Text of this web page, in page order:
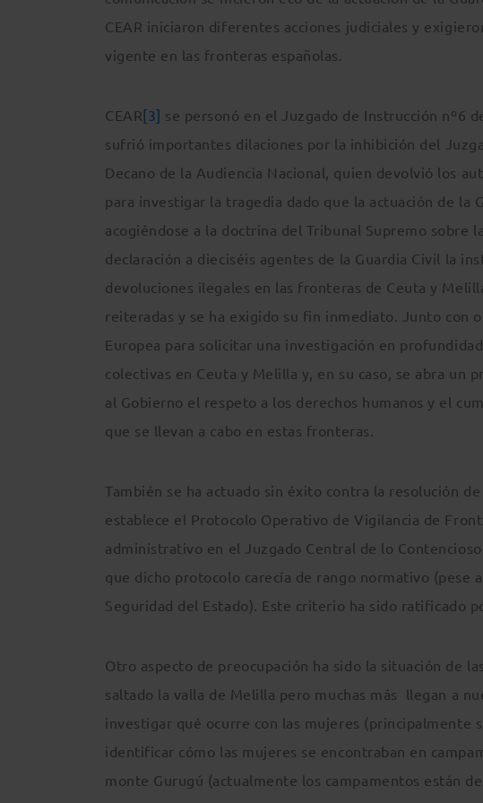
CEAR iniciaron diferentes acciones judiciales y
vigente en las fronteras españolas.
CEAR[3] se personó en el Juzgado de Instrucción nº6
sufrió importantes dilaciones por la inhibición del
Decano de la Audiencia Nacional, quien devolvió los
para investigar la tragedia dado que la actuación de la
acogiéndose a la doctrina del Tribunal Supremo sobre
declaración a dieciséis agentes de la Guardia Civil la
devoluciones ilegales en las fronteras de Ceuta y
reiteradas y se ha exigido su fin inmediato. Junto con
Europea para solicitar una investigación en
colectivas en Ceuta y Melilla y, en su caso, se abra un
al Gobierno el respeto a los derechos humanos y el
que se llevan a cabo en estas fronteras.
También se ha actuado sin éxito contra la resolución
establece el Protocolo Operativo de Vigilancia de
administrativo en el Juzgado Central de lo
que dicho protocolo carecía de rango normativo (pese
Seguridad del Estado). Este criterio ha sido ratificado
Otro aspecto de preocupación ha sido la situación de
saltado la valla de Melilla pero muchas más llegan a
investigar qué ocurre con las mujeres (principalmente
identificar cómo las mujeres se encontraban en
monte Gurugú (actualmente los campamentos están